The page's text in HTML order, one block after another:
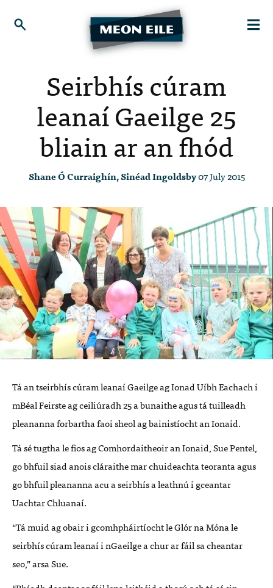
Seirbhís cúram
leanaí Gaeilge 25
bliain ar an fhód
Shane Ó Curraighín, Sinéad Ingoldsby07 July 2015
Tá an tseirbhís cúram leanaí Gaeilge ag Ionad Uíbh Eachach i
mBéal Feirste ag ceiliúradh 25 a bunaithe agus tá tuilleadh
pleananna forbartha faoi sheol ag bainistíocht an Ionaid.
Tá sé tugtha le fios ag Comhordaitheoir an Ionaid, Sue Pentel,
go bhfuil siad anois cláraithe mar chuideachta teoranta agus
go bhfuil pleananna acu a seirbhís a leathnú i gceantar
Uachtar Chluanaí.
“Tá muid ag obair i gcomhpháirtíocht le Glór na Móna le
seirbhís cúram leanaí i nGaeilge a chur ar fáil sa cheantar
seo,” arsa Sue.